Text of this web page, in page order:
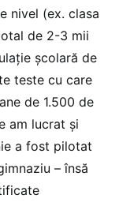
nivel (ex. clasa
de 2-3 mii
școlară de
teste cu care
de 1.500 de
am lucrat și
a fost pilotat
– însă